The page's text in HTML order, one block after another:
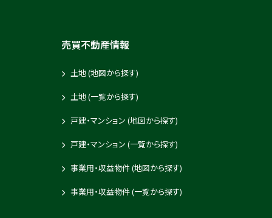
売買不動産情報
土地 (地図から探す)
土地 (一覧から探す)
戸建・マンション (地図から探す)
戸建・マンション (一覧から探す)
事業用・収益物件 (地図から探す)
事業用・収益物件 (一覧から探す)